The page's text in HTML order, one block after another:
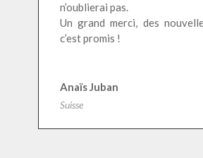
n’oublierai pas.
Un grand merci, des
c’est promis !
Anaïs Juban
Suisse